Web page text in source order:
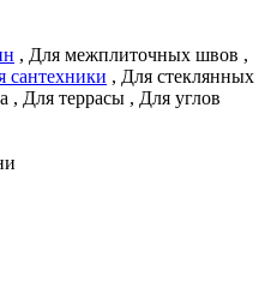
, Для межплиточных швов ,
сантехники , Для стеклянных
, Для террасы , Для углов